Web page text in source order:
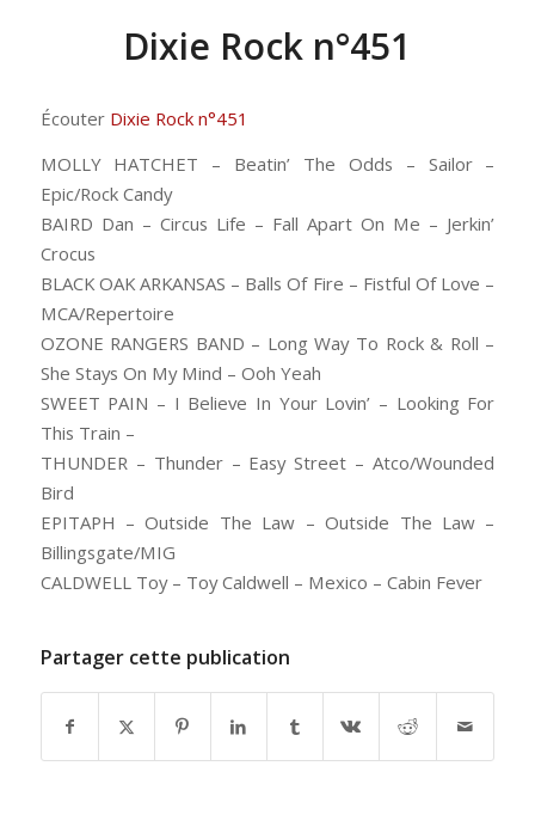
Dixie Rock n°451
Écouter Dixie Rock n°451
MOLLY HATCHET – Beatin’ The Odds – Sailor –
Epic/Rock Candy
BAIRD Dan – Circus Life – Fall Apart On Me – Jerkin’
Crocus
BLACK OAK ARKANSAS – Balls Of Fire – Fistful Of Love –
MCA/Repertoire
OZONE RANGERS BAND – Long Way To Rock & Roll –
She Stays On My Mind – Ooh Yeah
SWEET PAIN – I Believe In Your Lovin’ – Looking For
This Train –
THUNDER – Thunder – Easy Street – Atco/Wounded
Bird
EPITAPH – Outside The Law – Outside The Law –
Billingsgate/MIG
CALDWELL Toy – Toy Caldwell – Mexico – Cabin Fever
Partager cette publication